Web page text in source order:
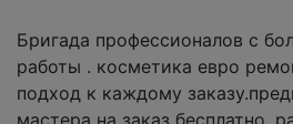
Бригада профессионалов с
работы . косметика евро
подход к каждому